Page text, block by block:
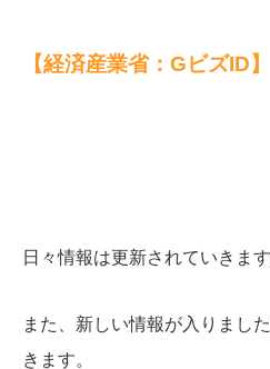
【経済産業省：GビズID】
日々情報は更新されていきます
また、新しい情報が入りまし
きます。